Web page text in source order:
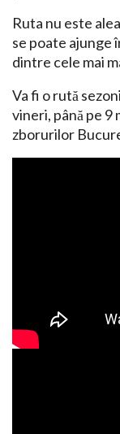
Ruta nu este
se poate ajunge
dintre cele mai
Va fi o rută
vineri, până pe 9
zborurilor